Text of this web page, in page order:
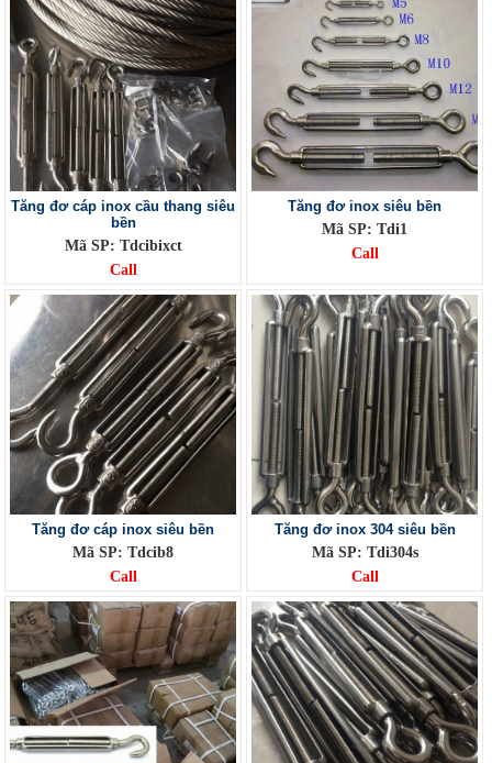
Tăng đơ cáp inox cầu thang siêu
bền
Mã SP: Tdcibixct
Call
Tăng đơ inox siêu bền
Mã SP: Tdi1
Call
Tăng đơ cáp inox siêu bền
Mã SP: Tdcib8
Call
Tăng đơ inox 304 siêu bền
Mã SP: Tdi304s
Call